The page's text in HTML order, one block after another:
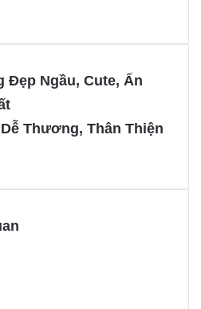
Đẹp Ngầu, Cute, Ấn
Thương, Thân Thiện